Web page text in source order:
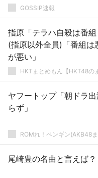
GOSSIP速報
指原「テラハ自殺は番
(指原以外全員)「番組は
が悪い」
HKTまとめもん【HKT48の
ヤフートップ「朝ドラ
らず」
ROMれ！ペンギン(AKB48
尾崎豊の名曲と言えば？